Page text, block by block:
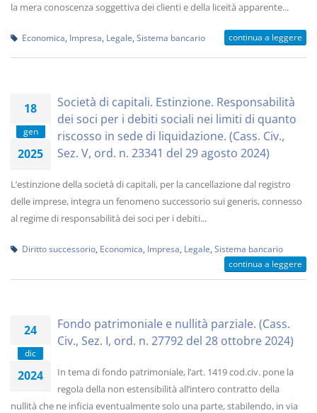
la mera conoscenza soggettiva dei clienti e della liceità apparente...
Economica Impresa Legale Sistema bancario continua a leggere
18
gen
2025
Società di capitali. Estinzione. Responsabilità
dei soci per i debiti sociali nei limiti di quanto
riscosso in sede di liquidazione. (Cass. Civ.,
Sez. V, ord. n. 23341 del 29 agosto 2024)
L’estinzione della società di capitali, per la cancellazione dal registro
delle imprese, integra un fenomeno successorio sui generis, connesso
al regime di responsabilità dei soci per i debiti...
Diritto successorio Economica Impresa Legale Sistema bancario
continua a leggere
24
dic
2024
Fondo patrimoniale e nullità parziale. (Cass.
Civ., Sez. I, ord. n. 27792 del 28 ottobre 2024)
In tema di fondo patrimoniale, l’art. 1419 cod.civ. pone la
regola della non estensibilità all’intero contratto della
nullità che ne inficia eventualmente solo una parte, stabilendo, in via